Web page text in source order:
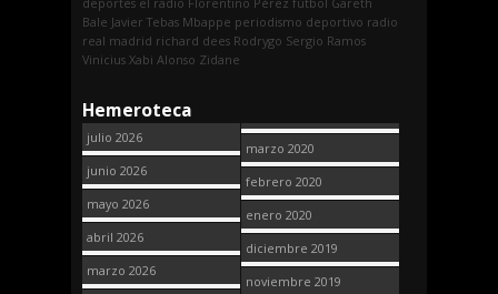
Bale Javier Tebas Mbappe periodismo deportivo radio
real madrid richard dees Rodrygo Sergio Ramos
Vinicius Xabi Alonso Zidane
Hemeroteca
julio 2026
junio 2026
mayo 2026
abril 2026
marzo 2026
marzo 2020
febrero 2020
enero 2020
diciembre 2019
noviembre 2019